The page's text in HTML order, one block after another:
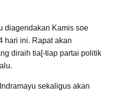
diagendakan Kamis soe
hari ini. Rapat akan
diraih tia[-tiap partai politik
sekaligus akan